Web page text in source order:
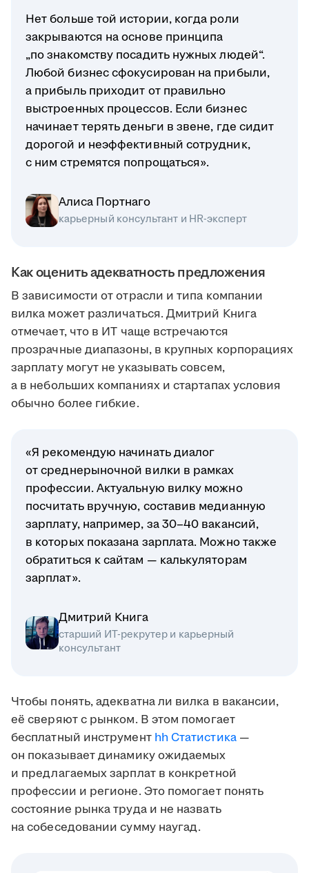
Нет больше той истории, когда роли
закрываются на основе принципа
„по знакомству посадить нужных людей“.
Любой бизнес сфокусирован на прибыли,
а прибыль приходит от правильно
выстроенных процессов. Если бизнес
начинает терять деньги в звене, где сидит
дорогой и неэффективный сотрудник,
с ним стремятся попрощаться».
Алиса Портнаго
карьерный консультант и HR-эксперт
Как оценить адекватность предложения
В зависимости от отрасли и типа компании
вилка может различаться. Дмитрий Книга
отмечает, что в ИТ чаще встречаются
прозрачные диапазоны, в крупных корпорациях
зарплату могут не указывать совсем,
а в небольших компаниях и стартапах условия
обычно более гибкие.
«Я рекомендую начинать диалог
от среднерыночной вилки в рамках
профессии. Актуальную вилку можно
посчитать вручную, составив медианную
зарплату, например, за 30–40 вакансий,
в которых показана зарплата. Можно также
обратиться к сайтам — калькуляторам
зарплат».
Дмитрий Книга
старший ИТ-рекрутер и карьерный
консультант
Чтобы понять, адекватна ли вилка в вакансии,
её сверяют с рынком. В этом помогает
бесплатный инструмент hh Статистика—
он показывает динамику ожидаемых
и предлагаемых зарплат в конкретной
профессии и регионе. Это помогает понять
состояние рынка труда и не назвать
на собеседовании сумму наугад.